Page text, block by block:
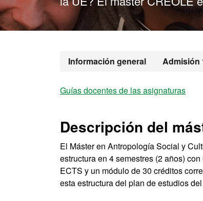
Información general Admisión
Máster
Guías docentes de las asignaturas
Descripción del
El Máster en Antropología Social y
estructura en 4 semestres (2 años)
ECTS y un módulo de 30 créditos
esta estructura del plan de estudios